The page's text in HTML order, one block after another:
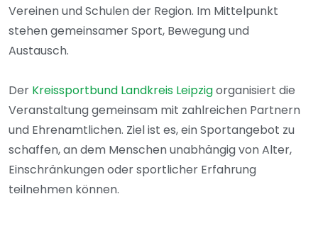
Vereinen und Schulen der Region. Im Mittelpunkt
stehen gemeinsamer Sport, Bewegung und
Austausch.
Der Kreissportbund Landkreis Leipzigorganisiert die
Veranstaltung gemeinsam mit zahlreichen Partnern
und Ehrenamtlichen. Ziel ist es, ein Sportangebot zu
schaffen, an dem Menschen unabhängig von Alter,
Einschränkungen oder sportlicher Erfahrung
teilnehmen können.